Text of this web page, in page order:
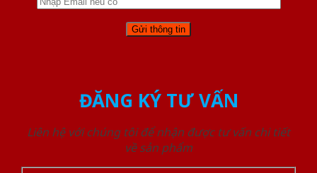
ĐĂNG KÝ TƯ VẤN
Liên hệ với chúng tôi để nhận được tư vấn chi tiết
về sản phẩm